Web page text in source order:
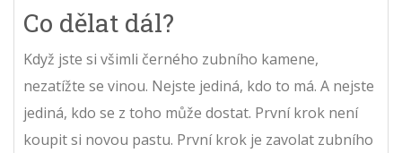
Co dělat dál?
Když jste si všimli černého zubního kamene,
nezatížte se vinou. Nejste jediná, kdo to má. A nejste
jediná, kdo se z toho může dostat. První krok není
koupit si novou pastu. První krok je zavolat zubního